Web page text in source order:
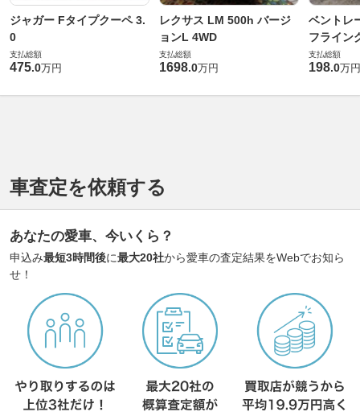
ジャガー Fタイプクーペ 3.
0
支払総額
475.0万円
レクサス LM 500h バージ
ョンL 4WD
支払総額
1698.0万円
ベントレ
フライン
支払総額
198.0万円
車査定を依頼する
あなたの愛車、今いくら？
申込み最短3時間後に最大20社から愛車の査定結果をWebでお知ら
せ！